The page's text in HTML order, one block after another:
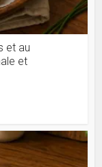
et au
et